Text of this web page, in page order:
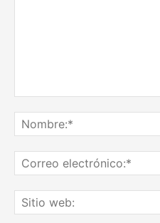
tu
comentario...